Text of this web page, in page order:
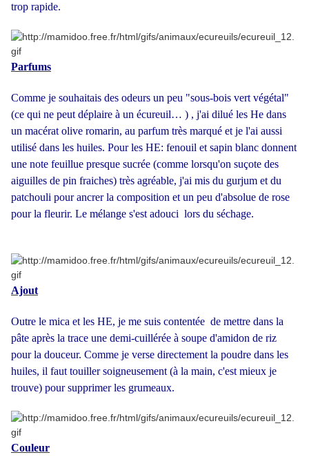
trop rapide.
Parfums
Comme je souhaitais des odeurs un peu "sous-bois vert végétal"
(ce qui ne peut déplaire à un écureuil… ) , j'ai dilué les He dans
un macérat olive romarin, au parfum très marqué et je l'ai aussi
utilisé dans les huiles. Pour les HE: fenouil et sapin blanc donnent
une note feuillue presque sucrée (comme lorsqu'on suçote des
aiguilles de pin fraiches) très agréable, j'ai mis du gurjum et du
patchouli pour ancrer la composition et un peu d'absolue de rose
pour la fleurir. Le mélange s'est adouci lors du séchage.
Ajout
Outre le mica et les HE, je me suis contentée de mettre dans la
pâte après la trace une demi-cuillérée à soupe d'amidon de riz
pour la douceur. Comme je verse directement la poudre dans les
huiles, il faut touiller soigneusement (à la main, c'est mieux je
trouve) pour supprimer les grumeaux.
Couleur